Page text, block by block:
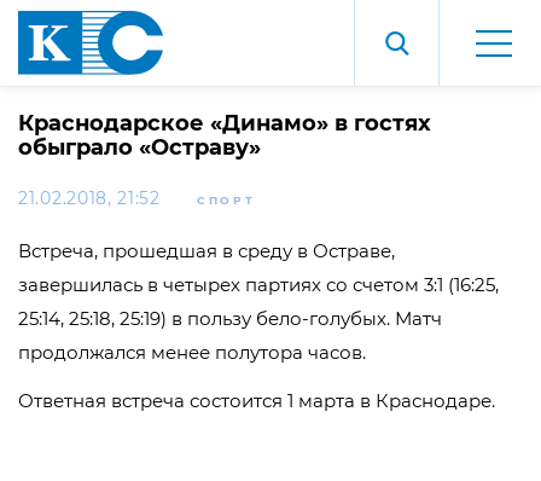
Краснодарское «Динамо» в гостях
обыграло «Остраву»
21.02.2018, 21:52 СПОРТ
Встреча, прошедшая в среду в Остраве,
завершилась в четырех партиях со счетом 3:1 (16:25,
25:14, 25:18, 25:19) в пользу бело-голубых. Матч
продолжался менее полутора часов.
Ответная встреча состоится 1 марта в Краснодаре.